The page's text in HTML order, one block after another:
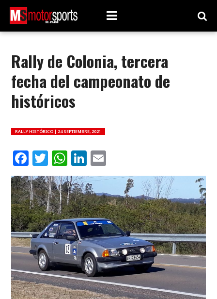
Rally de Colonia, tercera
fecha del campeonato de
históricos
RALLY HISTÓRICO | 24 SEPTIEMBRE, 2021
Facebook
Twitter
WhatsApp
LinkedIn
Email